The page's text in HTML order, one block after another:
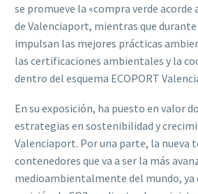
se promueve la «compra verde
de Valenciaport, mientras que
impulsan las mejores prácticas
las certificaciones ambientales y la
dentro del esquema ECOPORT
En su exposición, ha puesto en valor
estrategias en sostenibilidad y
Valenciaport. Por una parte, la nueva
contenedores que va a ser la más
medioambientalmente del mundo, ya